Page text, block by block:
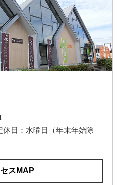
日：水曜日（年末年始除
スMAP